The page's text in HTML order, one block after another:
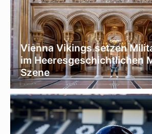
Vienna Vikings setzen
im Heeresgeschichtlichen
Szene